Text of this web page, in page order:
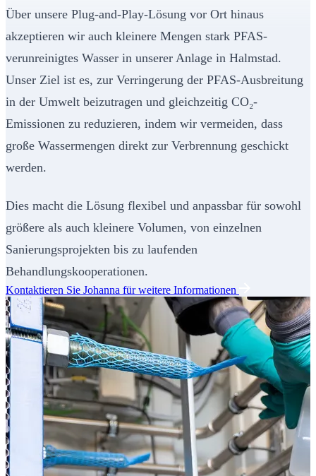
Über unsere Plug-and-Play-Lösung vor Ort hinaus
akzeptieren wir auch kleinere Mengen stark PFAS-
verunreinigtes Wasser in unserer Anlage in Halmstad.
Unser Ziel ist es, zur Verringerung der PFAS-Ausbreitung
in der Umwelt beizutragen und gleichzeitig CO₂-
Emissionen zu reduzieren, indem wir vermeiden, dass
große Wassermengen direkt zur Verbrennung geschickt
werden.
Dies macht die Lösung flexibel und anpassbar für sowohl
größere als auch kleinere Volumen, von einzelnen
Sanierungsprojekten bis zu laufenden
Behandlungskooperationen.
Kontaktieren Sie Johanna für weitere Informationen